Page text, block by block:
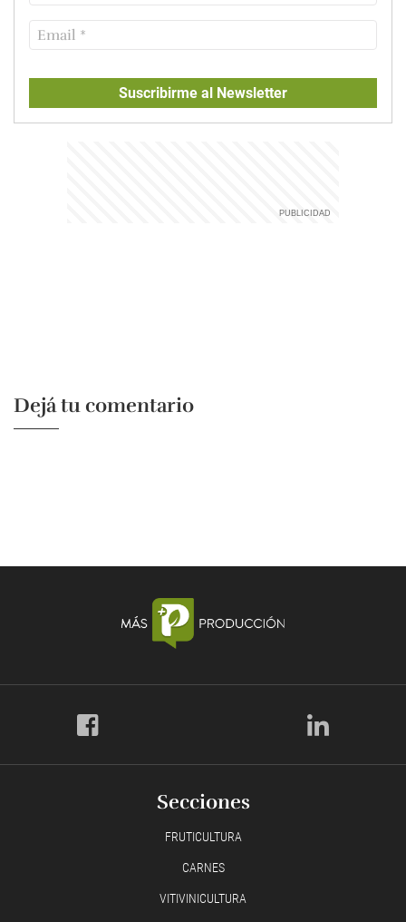
Suscribirme al Newsletter
Dejá tu comentario
Secciones
FRUTICULTURA
CARNES
VITIVINICULTURA